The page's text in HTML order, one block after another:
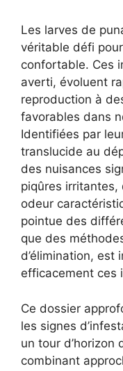
Les larves de
véritable défi
confortable. Ces
averti, évoluent
reproduction à
favorables dans
Identifiées par
translucide au
des nuisances
piqûres irritantes,
odeur
pointue des
que des
d’élimination, est
efficacement ces
Ce dossier
les signes
un tour
combinant